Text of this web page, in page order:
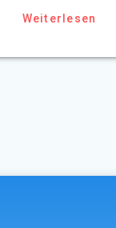
Weiterlesen